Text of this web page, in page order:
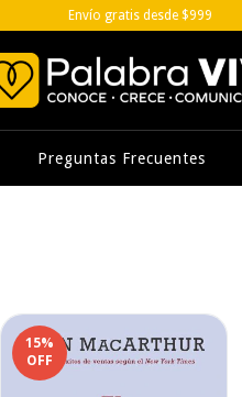
Envío gratis desde $999
Preguntas Frecuentes
15%
OFF